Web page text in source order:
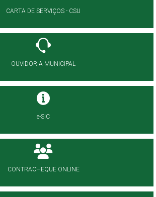
CARTA DE SERVIÇOS - CSU
OUVIDORIA MUNICIPAL
e-SIC
CONTRACHEQUE ONLINE